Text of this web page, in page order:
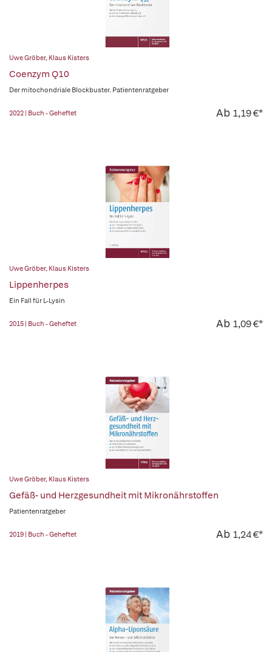
Uwe Gröber, Klaus Kisters
Coenzym Q10
Der mitochondriale Blockbuster. Patientenratgeber
2022 | Buch - Geheftet Ab 1,19 €*
Uwe Gröber, Klaus Kisters
Lippenherpes
Ein Fall für L-Lysin
2015 | Buch - Geheftet Ab 1,09 €*
Uwe Gröber, Klaus Kisters
Gefäß- und Herzgesundheit mit Mikronährstoffen
Patientenratgeber
2019 | Buch - Geheftet Ab 1,24 €*